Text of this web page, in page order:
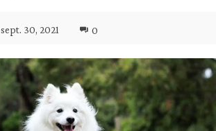
sept. 30, 2021 0